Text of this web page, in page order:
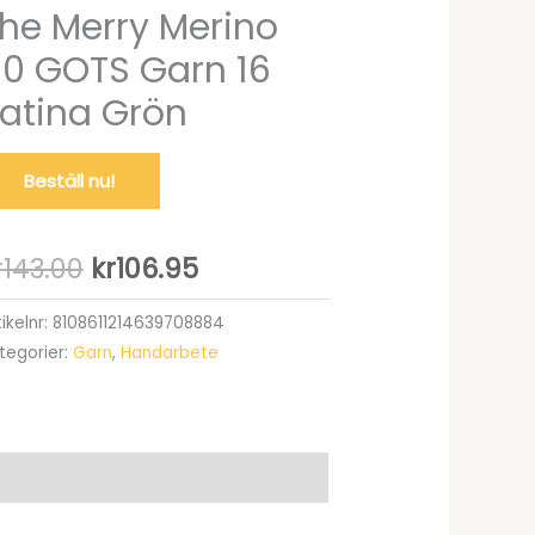
Merry Merino
GOTS Garn 16
Grön
Beställ nu!
143.00 Det
ursprungliga
priset
kr143.00.
kr106.95Det
nuvarande
priset
kr106.95.
8108611214639708884
Garn, Handarbete